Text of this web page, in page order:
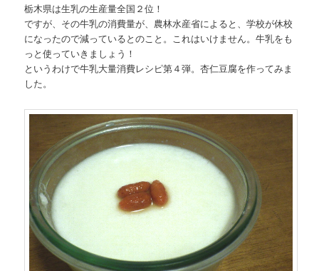
栃木県は生乳の生産量全国２位！
ですが、その牛乳の消費量が、農林水産省によると、学校が休校
になったので減っているとのこと。これはいけません。牛乳をも
っと使っていきましょう！
というわけで牛乳大量消費レシピ第４弾。杏仁豆腐を作ってみま
した。